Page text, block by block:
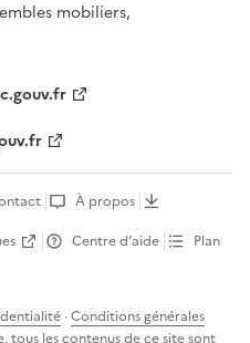
mobiliers,
À propos
Centre d’aide
Plan
·Conditions générales
tous les contenus de ce site sont